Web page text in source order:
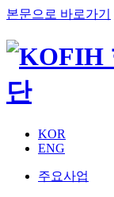
본문으로 바로가기
KOR
ENG
주요사업